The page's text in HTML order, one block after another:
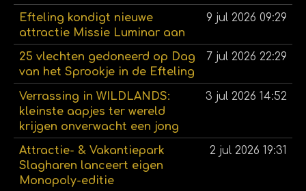
Efteling kondigt nieuwe
attractie Missie Luminar aan
9 jul 2026 09:29
25 vlechten gedoneerd op Dag
van het Sprookje in de Efteling
7 jul 2026 22:29
Verrassing in WILDLANDS:
kleinste aapjes ter wereld
krijgen onverwacht een jong
3 jul 2026 14:52
Attractie- & Vakantiepark
Slagharen lanceert eigen
Monopoly-editie
2 jul 2026 19:31